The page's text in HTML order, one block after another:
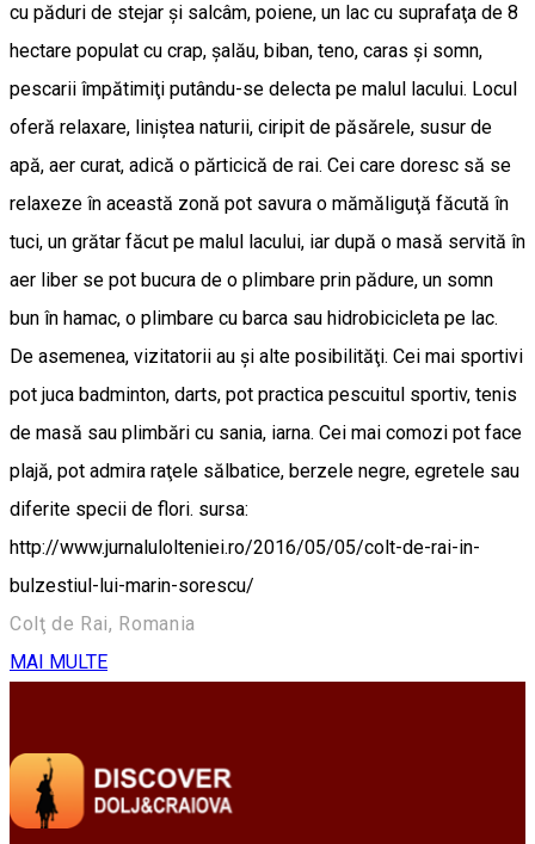
cu păduri de stejar şi salcâm, poiene, un lac cu suprafaţa de 8
hectare populat cu crap, şalău, biban, teno, caras şi somn,
pescarii împătimiţi putându-se delecta pe malul lacului. Locul
oferă relaxare, liniştea naturii, ciripit de păsărele, susur de
apă, aer curat, adică o părticică de rai. Cei care doresc să se
relaxeze în această zonă pot savura o mămăliguţă făcută în
tuci, un grătar făcut pe malul lacului, iar după o masă servită în
aer liber se pot bucura de o plimbare prin pădure, un somn
bun în hamac, o plimbare cu barca sau hidrobicicleta pe lac.
De asemenea, vizitatorii au şi alte posibilităţi. Cei mai sportivi
pot juca badminton, darts, pot practica pescuitul sportiv, tenis
de masă sau plimbări cu sania, iarna. Cei mai comozi pot face
plajă, pot admira raţele sălbatice, berzele negre, egretele sau
diferite specii de flori. sursa:
http://www.jurnalulolteniei.ro/2016/05/05/colt-de-rai-in-
bulzestiul-lui-marin-sorescu/
Colţ de Rai, Romania
MAI MULTE